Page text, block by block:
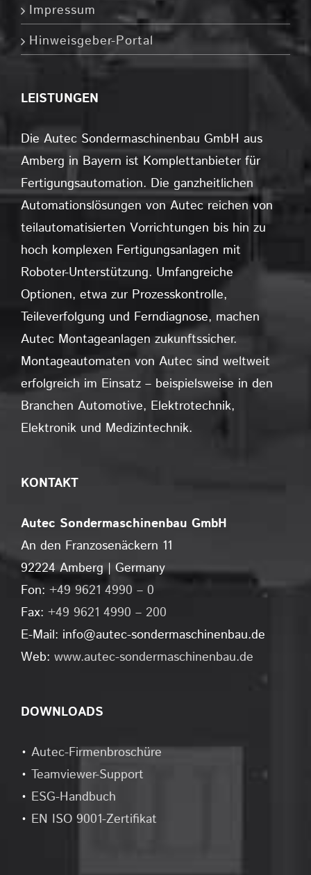
Impressum
Hinweisgeber-Portal
LEISTUNGEN
Die Autec Sondermaschinenbau GmbH aus
Amberg in Bayern ist Komplettanbieter für
Fertigungsautomation. Die ganzheitlichen
Automationslösungen von Autec reichen von
teilautomatisierten Vorrichtungen bis hin zu
hoch komplexen Fertigungsanlagen mit
Roboter-Unterstützung. Umfangreiche
Optionen, etwa zur Prozesskontrolle,
Teileverfolgung und Ferndiagnose, machen
Autec Montageanlagen zukunftssicher.
Montageautomaten von Autec sind weltweit
erfolgreich im Einsatz – beispielsweise in den
Branchen Automotive, Elektrotechnik,
Elektronik und Medizintechnik.
KONTAKT
Autec Sondermaschinenbau GmbH
An den Franzosenäckern 11
92224 Amberg | Germany
Fon: +49 9621 4990 – 0
Fax: +49 9621 4990 – 200
E-Mail: info@autec-sondermaschinenbau.de
Web: www.autec-sondermaschinenbau.de
DOWNLOADS
• Autec-Firmenbroschüre
• Teamviewer-Support
• ESG-Handbuch
• EN ISO 9001-Zertifikat